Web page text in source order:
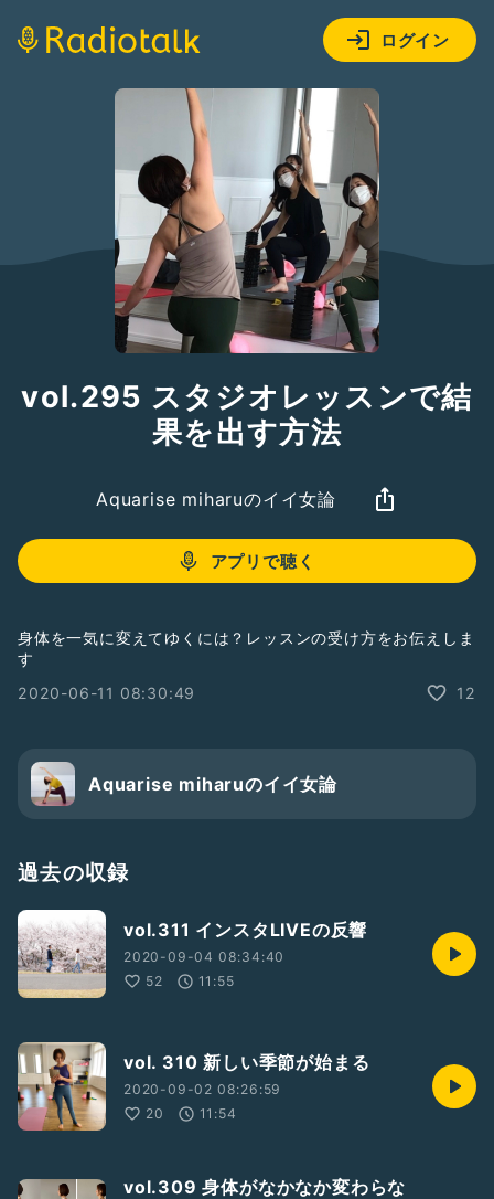
ログイン
vol.295 スタジオレッスンで結
果を出す方法
Aquarise miharuのイイ女論
アプリで聴く
身体を一気に変えてゆくには？レッスンの受け方をお伝えしま
す
2020-06-11 08:30:49
12
Aquarise miharuのイイ女論
過去の収録
vol.311 インスタLIVEの反響
2020-09-04 08:34:40
52
11:55
vol. 310 新しい季節が始まる
2020-09-02 08:26:59
20
11:54
vol.309 身体がなかなか変わらな